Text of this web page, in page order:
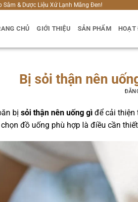
& Dược Liệu Xứ Lạnh Măng Đen!
CHỦ GIỚI THIỆU SẢN PHẨM HOẠT
Bị sỏi thận nên
bị sỏi thận nên uống gìđể cải thiện
đồ uống phù hợp là điều cần